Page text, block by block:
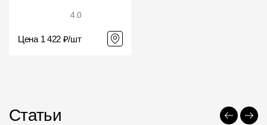
4.0
Цена 1 422 ₽/шт
Статьи